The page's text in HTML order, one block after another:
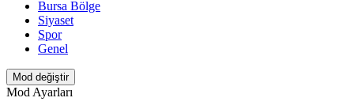
Bursa Bölge
Siyaset
Spor
Genel
Mod değiştir
Mod Ayarları